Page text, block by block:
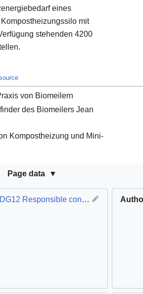
eines
mit
stehenden 4200
von Biomeilern
des Biomeilers Jean
Kompostheizung und Mini-
Page data
Responsible consumption and production